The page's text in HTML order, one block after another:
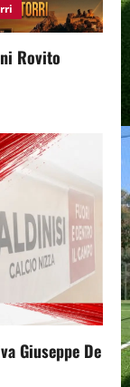
Rovito
Giuseppe De